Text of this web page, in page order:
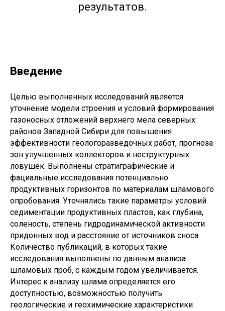
результатов.
Введение
Целью выполненных исследований является
уточнение модели строения и условий формирования
газоносных отложений верхнего мела северных
районов Западной Сибири для повышения
эффективности геологоразведочных работ, прогноза
зон улучшенных коллекторов и неструктурных
ловушек. Выполнены стратиграфические и
фациальные исследования потенциально
продуктивных горизонтов по материалам шламового
опробования. Уточнялись такие параметры условий
седиментации продуктивных пластов, как глубина,
соленость, степень гидродинамической активности
придонных вод и расстояние от источников сноса.
Количество публикаций, в которых такие
исследования выполнены по данным анализа
шламовых проб, с каждым годом увеличивается.
Интерес к анализу шлама определяется его
доступностью, возможностью получить
геологические и геохимические характеристики